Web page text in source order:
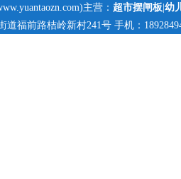
主营： 超市摆闸板 幼
道福前路桔岭新村241号 手机：